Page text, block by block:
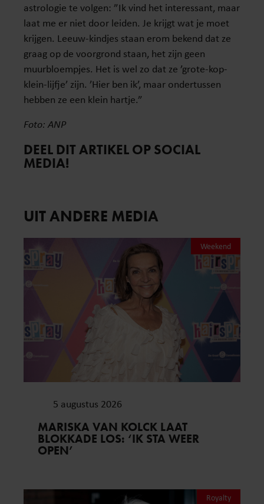
astrologie te volgen: ”Ik vind het interessant, maar
laat me er niet door leiden. Je krijgt wat je moet
krijgen. Leeuw-kindjes staan erom bekend dat ze
graag op de voorgrond staan, het zijn geen
muurbloempjes. Het is wel zo dat ze ’grote-kop-
klein-lijfje’ zijn. ’Hier ben ik’, maar ondertussen
hebben ze een klein hartje.”
Foto: ANP
DEEL DIT ARTIKEL OP SOCIAL
MEDIA!
UIT ANDERE MEDIA
Weekend
5 augustus 2026
MARISKA VAN KOLCK LAAT
BLOKKADE LOS: ‘IK STA WEER
OPEN’
Royalty